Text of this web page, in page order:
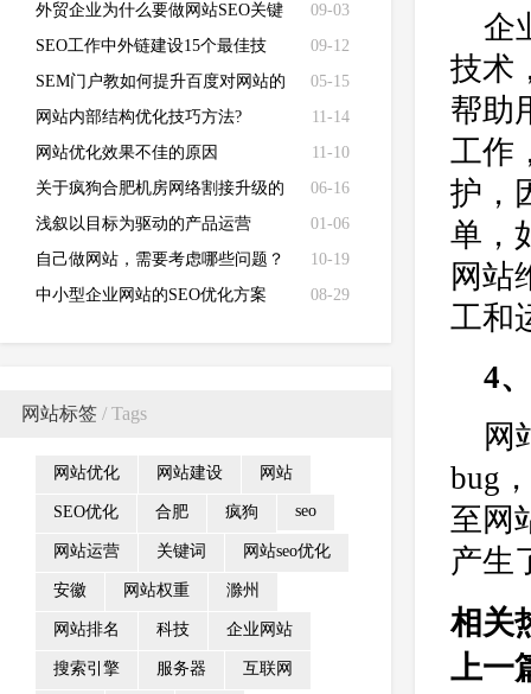
关系
09-03
外贸企业为什么要做网站SEO关键
词优化排名！
09-12
SEO工作中外链建设15个最佳技
巧！
05-15
SEM门户教如何提升百度对网站的
尽快收录
11-14
网站内部结构优化技巧方法?
11-10
网站优化效果不佳的原因
06-16
关于疯狗合肥机房网络割接升级的
通知
01-06
浅叙以目标为驱动的产品运营
10-19
自己做网站，需要考虑哪些问题？
08-29
中小型企业网站的SEO优化方案
网站标签 / Tags
网站优化 网站建设 网站
SEO优化 合肥 疯狗 seo
网站运营 关键词 网站seo优化
安徽 网站权重 滁州
网站排名 科技 企业网站
搜索引擎 服务器 互联网
企
技术
帮助
工作
护，
单，
网站
工和
4
网
bug
至网
产生
相关
上一